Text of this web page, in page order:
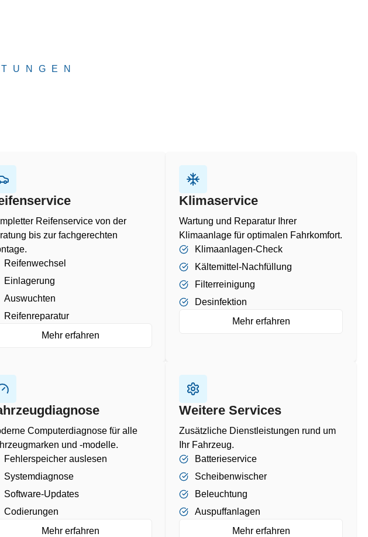
Reifenservice von der
bis zur fachgerechten
Reifenwechsel
Einlagerung
Auswuchten
Reifenreparatur
Mehr erfahren
Klimaservice
Wartung und Reparatur Ihrer
Klimaanlage für optimalen Fahrkomfort.
Klimaanlagen-Check
Kältemittel-Nachfüllung
Filterreinigung
Desinfektion
Mehr erfahren
Computerdiagnose für alle
und -modelle.
Fehlerspeicher auslesen
Systemdiagnose
Software-Updates
Codierungen
Mehr erfahren
Weitere Services
Zusätzliche Dienstleistungen rund um
Ihr Fahrzeug.
Batterieservice
Scheibenwischer
Beleuchtung
Auspuffanlagen
Mehr erfahren